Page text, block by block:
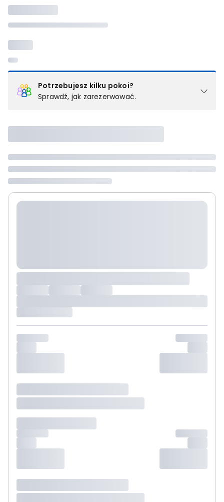
Potrzebujesz kilku pokoi?
Sprawdź, jak zarezerwować.
pokoju (lub apartamencie, willi itd.). Wybierz jedną z ofert z listy
i zarezerwuj ją. Zrób oddzielne rezerwacje dla każdego
kolejnego pokoju lubskontaktuj się z nami,by złożyć
zamówienie u naszego doradcy.
Maksymalna liczba uczestników
maksymalny limit dla 1 pokoju.